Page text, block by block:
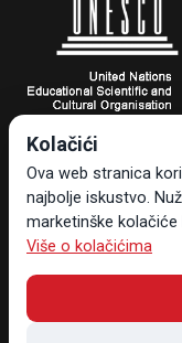
Turistička zajednica
Dr. Ante Starčevića
Tel +385 20 323-887
info@tzdubrovnik.hr
Kolačići
Ova web stranica
najbolje iskustvo.
marketinške
Više o kolačićima